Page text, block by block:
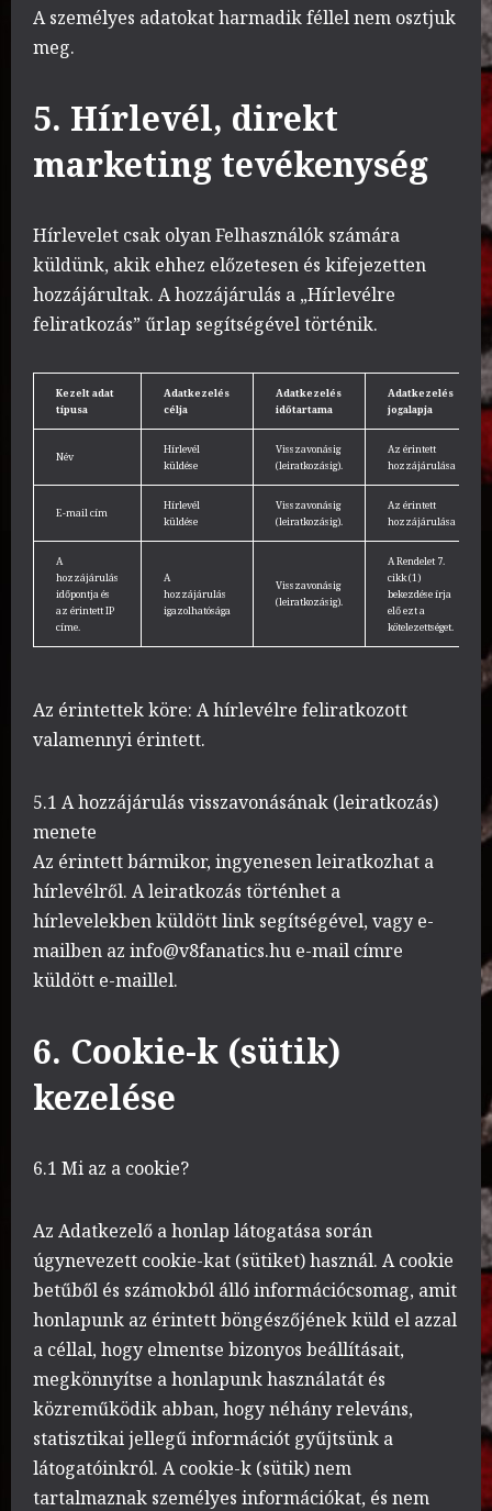
A személyes adatokat harmadik féllel nem osztjuk
meg.
5. Hírlevél, direkt
marketing tevékenység
Hírlevelet csak olyan Felhasználók számára
küldünk, akik ehhez előzetesen és kifejezetten
hozzájárultak. A hozzájárulás a „Hírlevélre
feliratkozás” űrlap segítségével történik.
Kezelt adat
típusa
Adatkezelés
célja
Adatkezelés
időtartama
Adatkezelés
jogalapja
Név
Hírlevél
küldése
Visszavonásig
(leiratkozásig).
Az érintett
hozzájárulása
E-mail cím
Hírlevél
küldése
Visszavonásig
(leiratkozásig).
Az érintett
hozzájárulása
A
hozzájárulás
időpontja és
az érintett IP
címe.
A
hozzájárulás
igazolhatósága
Visszavonásig
(leiratkozásig).
A Rendelet 7.
cikk (1)
bekezdése írja
elő ezt a
kötelezettséget.
Az érintettek köre: A hírlevélre feliratkozott
valamennyi érintett.
5.1 A hozzájárulás visszavonásának (leiratkozás)
menete
Az érintett bármikor, ingyenesen leiratkozhat a
hírlevélről. A leiratkozás történhet a
hírlevelekben küldött link segítségével, vagy e-
mailben az info@v8fanatics.hu e-mail címre
küldött e-maillel.
6. Cookie-k (sütik)
kezelése
6.1 Mi az a cookie?
Az Adatkezelő a honlap látogatása során
úgynevezett cookie-kat (sütiket) használ. A cookie
betűből és számokból álló információcsomag, amit
honlapunk az érintett böngészőjének küld el azzal
a céllal, hogy elmentse bizonyos beállításait,
megkönnyítse a honlapunk használatát és
közreműködik abban, hogy néhány releváns,
statisztikai jellegű információt gyűjtsünk a
látogatóinkról. A cookie-k (sütik) nem
tartalmaznak személyes információkat, és nem